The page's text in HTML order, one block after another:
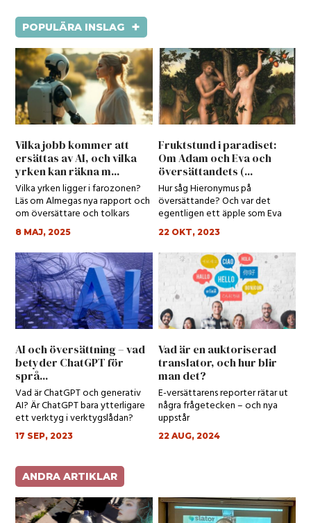
POPULÄRA INSLAG +
Vilka jobb kommer att
ersättas av AI, och vilka
yrken kan räkna m...
Vilka yrken ligger i farozonen?
Läs om Almegas nya rapport och
om översättare och tolkars
spådda yrk...
8 MAJ, 2025
Fruktstund i paradiset:
Om Adam och Eva och
översättandets (...
Hur såg Hieronymus på
översättande? Och var det
egentligen ett äpple som Eva
åt?
22 OKT, 2023
AI och översättning – vad
betyder ChatGPT för
språ...
Vad är ChatGPT och generativ
AI? Är ChatGPT bara ytterligare
ett verktyg i verktygslådan?
17 SEP, 2023
Vad är en auktoriserad
translator, och hur blir
man det?
E-versättarens reporter rätar ut
några frågetecken – och nya
uppstår
22 AUG, 2024
ANDRA ARTIKLAR